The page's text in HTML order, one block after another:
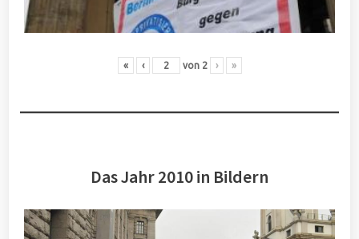
« ‹ von 2 › »
Das Jahr 2010 in Bildern